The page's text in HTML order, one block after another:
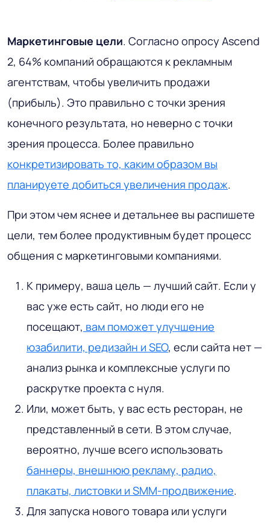
Маркетинговые цели. Согласно опросу Ascend
2, 64% компаний обращаются к рекламным
агентствам, чтобы увеличить продажи
(прибыль). Это правильно с точки зрения
конечного результата, но неверно с точки
зрения процесса. Более правильно
конкретизировать то, каким образом вы
планируете добиться увеличения продаж.
При этом чем яснее и детальнее вы распишете
цели, тем более продуктивным будет процесс
общения с маркетинговыми компаниями.
К примеру, ваша цель — лучший сайт. Если у
вас уже есть сайт, но люди его не
посещают, вам поможет улучшение
юзабилити, редизайн и SEO, если сайта нет —
анализ рынка и комплексные услуги по
раскрутке проекта с нуля.
Или, может быть, у вас есть ресторан, не
представленный в сети. В этом случае,
вероятно, лучше всего использовать
баннеры, внешнюю рекламу, радио,
плакаты, листовки и SMM-продвижение.
Для запуска нового товара или услуги